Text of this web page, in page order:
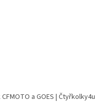
a GOES | Čtyřkolky4u